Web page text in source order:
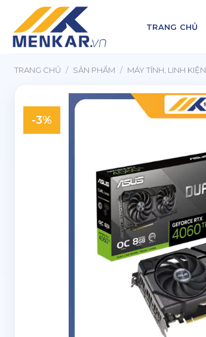
dung
TRANG CHỦ
TRANG CHỦ / SẢN PHẨM / MÁY TÍNH, LINH KIỆN
-3%